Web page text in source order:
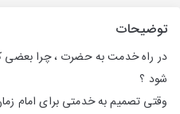
توضیحات
در راه خدمت به حضرت ، چرا بعضی
شود ؟
وقتی تصمیم به خدمتی برای امام